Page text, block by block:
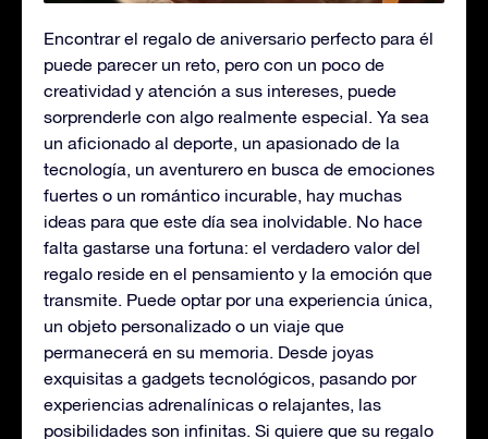
Encontrar el regalo de aniversario perfecto para él
puede parecer un reto, pero con un poco de
creatividad y atención a sus intereses, puede
sorprenderle con algo realmente especial. Ya sea
un aficionado al deporte, un apasionado de la
tecnología, un aventurero en busca de emociones
fuertes o un romántico incurable, hay muchas
ideas para que este día sea inolvidable. No hace
falta gastarse una fortuna: el verdadero valor del
regalo reside en el pensamiento y la emoción que
transmite. Puede optar por una experiencia única,
un objeto personalizado o un viaje que
permanecerá en su memoria. Desde joyas
exquisitas a gadgets tecnológicos, pasando por
experiencias adrenalínicas o relajantes, las
posibilidades son infinitas. Si quiere que su regalo